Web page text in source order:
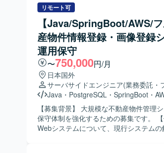
がるポジションです。 【開発環境】 Salesforceを基盤とした環境で、
ApexやAuraなどの機能を用いたWebア
す。帳票はSVF Cloudを利用し、アジャ
り入れた進め方を想定しています。
を踏まえた機能追加や改修対応を行いな
考慮した設計・実装を行っていただきます。 【求める人物像】
体的に業務に取り組み、周囲とコミュ
を進めていただける方を求めております
に対応し、品質と納期のバランスを意識
です。 【ポジションの魅力】 製造業向け生産管理システムに関する業
務知識を身につけながら、顧客ごとの個
積むことができます。 パッケージ製品
を活かした設計・実装スキルを高めることが
環境】 C#を中心とした環境で、生産管
を行っていただきます。
リモート可
【Java/SpringBoot/AWS/
産物件情報登録・画像登録
運用保守
〜750,000円/月
日本国外
サーバサイドエンジニア(業務委託・
Java ・ PostgreSQL ・ SpringBoot ・
【募集背景】 大規模な不動産物件管理
保守体制を強化するための募集です。 【作業内容】 Java／AWS製の
Webシステムについて、現行システム